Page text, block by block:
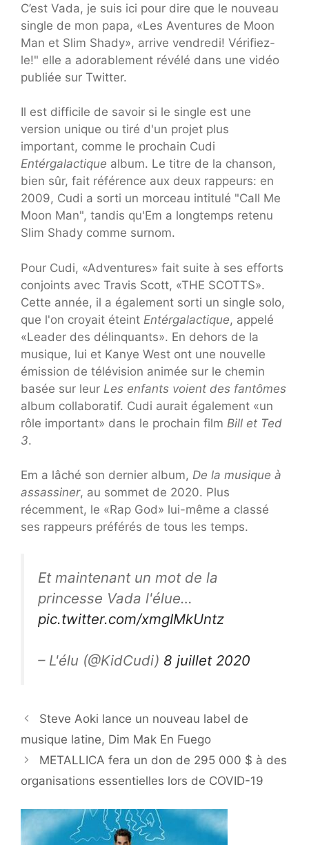
C’est Vada, je suis ici pour dire que le nouveau
single de mon papa, «Les Aventures de Moon
Man et Slim Shady», arrive vendredi! Vérifiez-
le!" elle a adorablement révélé dans une vidéo
publiée sur Twitter.
Il est difficile de savoir si le single est une
version unique ou tiré d'un projet plus
important, comme le prochain Cudi
Entérgalactique album. Le titre de la chanson,
bien sûr, fait référence aux deux rappeurs: en
2009, Cudi a sorti un morceau intitulé "Call Me
Moon Man", tandis qu'Em a longtemps retenu
Slim Shady comme surnom.
Pour Cudi, «Adventures» fait suite à ses efforts
conjoints avec Travis Scott, «THE SCOTTS».
Cette année, il a également sorti un single solo,
que l'on croyait éteint Entérgalactique, appelé
«Leader des délinquants». En dehors de la
musique, lui et Kanye West ont une nouvelle
émission de télévision animée sur le chemin
basée sur leur Les enfants voient des fantômes
album collaboratif. Cudi aurait également «un
rôle important» dans le prochain film Bill et Ted
3.
Em a lâché son dernier album, De la musique à
assassiner, au sommet de 2020. Plus
récemment, le «Rap God» lui-même a classé
ses rappeurs préférés de tous les temps.
Et maintenant un mot de la
princesse Vada l'élue…
pic.twitter.com/xmgIMkUntz
– L'élu (@KidCudi) 8 juillet 2020
Steve Aoki lance un nouveau label de
musique latine, Dim Mak En Fuego
METALLICA fera un don de 295 000 $ à des
organisations essentielles lors de COVID-19